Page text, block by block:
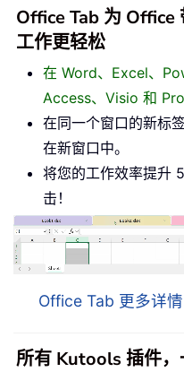
Office Tab 为 Office
工作更轻松
在 Word、Excel、
Access、Visio 和
在同一个窗口的新标
在新窗口中。
将您的工作效率提升
击！
Office Tab 更多详
所有 Kutools 插件